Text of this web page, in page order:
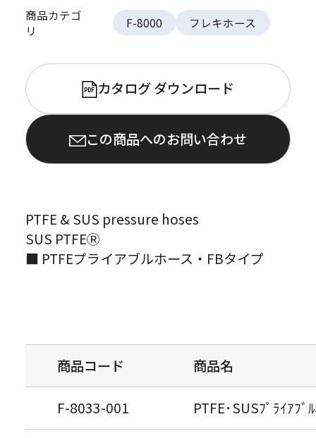
商品カテゴ
リ
F-8000 フレキホース
PDF カタログ ダウンロード
この商品へのお問い合わせ
PTFE & SUS pressure hoses
SUS PTFEⓇ
■ PTFEプライアブルホース・FBタイプ
商品コード 商品名
F-8033-001 PTFE･SUSﾌﾟﾗｲｱﾌ